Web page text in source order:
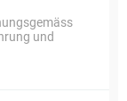
und